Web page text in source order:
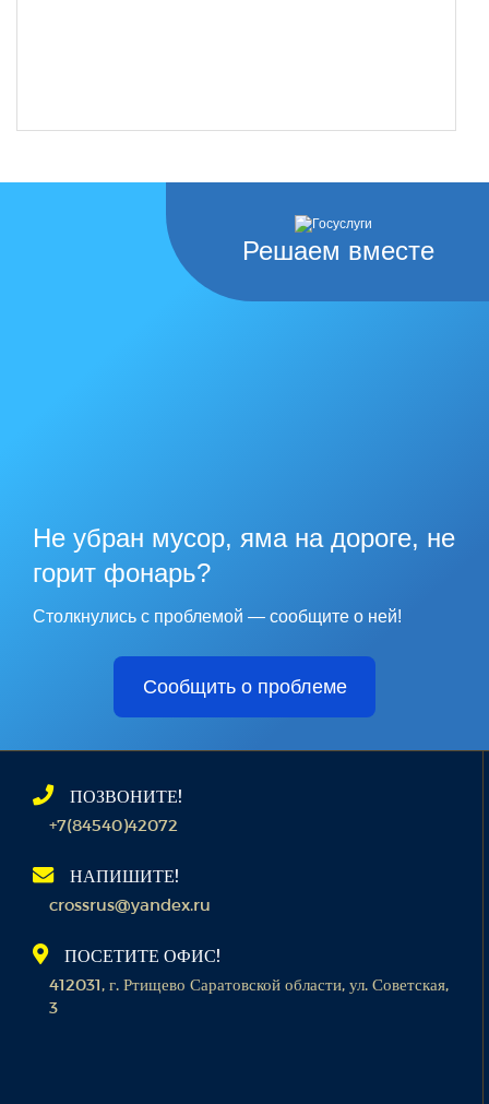
Решаем вместе
Не убран мусор, яма на дороге, не
горит фонарь?
Столкнулись с проблемой — сообщите о ней!
Сообщить о проблеме
ПОЗВОНИТЕ!
+7(84540)42072
НАПИШИТЕ!
crossrus@yandex.ru
ПОСЕТИТЕ ОФИС!
412031, г. Ртищево Саратовской области, ул. Советская,
3